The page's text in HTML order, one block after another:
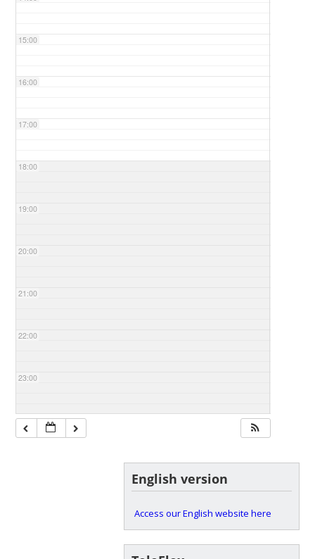
15:00
16:00
17:00
18:00
19:00
20:00
21:00
22:00
23:00
English version
Access our English website here